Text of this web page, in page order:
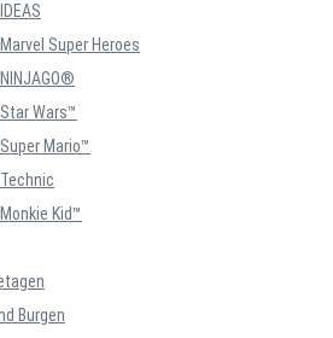
Marvel Super Heroes
NINJAGO®
Star Wars™
Super Mario™
Technic
Monkie Kid™
Burgen